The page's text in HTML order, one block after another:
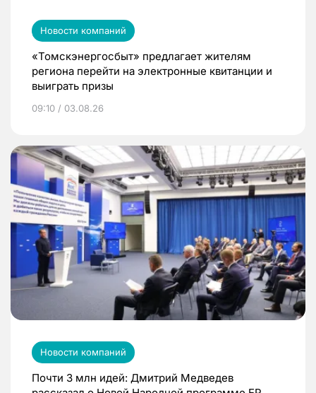
Новости компаний
«Томскэнергосбыт» предлагает жителям
региона перейти на электронные квитанции и
выиграть призы
09:10 / 03.08.26
Новости компаний
Почти 3 млн идей: Дмитрий Медведев